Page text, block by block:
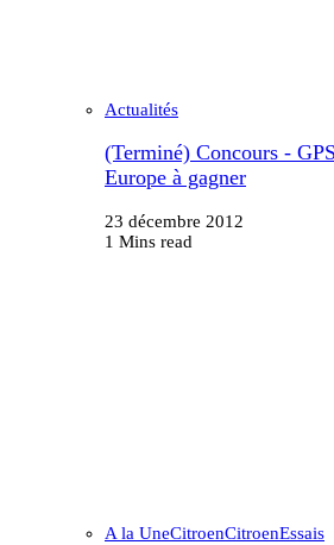
Actualités
(Terminé) Concours -
Europe à gagner
23 décembre 2012
1 Mins read
A la UneCitroenCitroenEssais